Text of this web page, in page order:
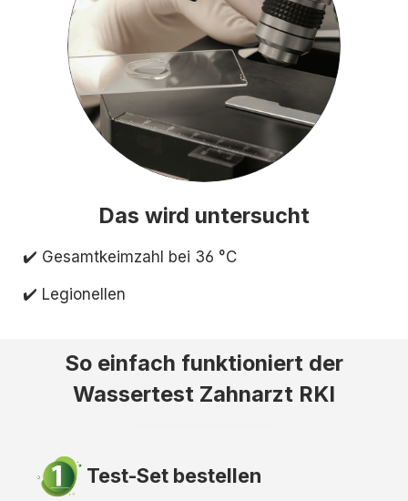
Das wird untersucht
✔️ Gesamtkeimzahl bei 36 °C
✔️ Legionellen
So einfach funktioniert der
Wassertest Zahnarzt RKI
Test-Set bestellen